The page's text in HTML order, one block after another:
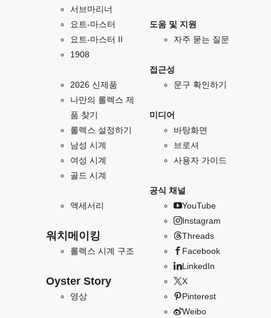
서브마리너
요트-마스터
요트-마스터 II
1908
2026 신제품
나만의 롤렉스 제
품 찾기
롤렉스 설정하기
남성 시계
여성 시계
골드 시계
액세서리
워치메이킹
롤렉스 시계 구조
Oyster Story
영상
도움 및 지원
자주 묻는 질문
접근성
문구 확인하기
미디어
바탕화면
브로셔
사용자 가이드
공식 채널
YouTube
Instagram
Threads
Facebook
LinkedIn
X
Pinterest
Weibo